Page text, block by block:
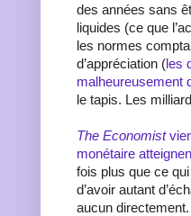
des années sans
liquides (ce que
les normes
d’appréciation (les
malheureusement
le tapis. Les
The Economist
monétaire
fois plus que ce
d’avoir autant
aucun directement.